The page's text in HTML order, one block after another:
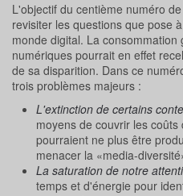
L'objectif du centième numéro de
revisiter les questions que pose
monde digital. La
numériques pourrait en effet
de sa disparition. Dans ce
trois problèmes majeurs :
L'extinction de certains
moyens de couvrir les
pourraient ne plus être
menacer la «media-
La saturation de notre
temps et d'énergie pour